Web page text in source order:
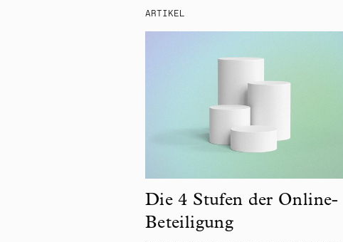
ARTIKEL
Die 4 Stufen der Online-
Beteiligung